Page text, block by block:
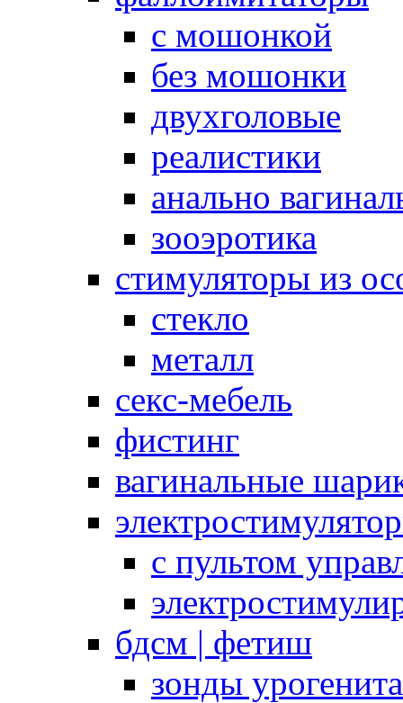
с мошонкой
без мошонки
двухголовые
реалистики
анально
зооэротика
стимуляторы из
стекло
металл
секс-мебель
фистинг
вагинальные
с пультом
бдсм | фетиш
зонды